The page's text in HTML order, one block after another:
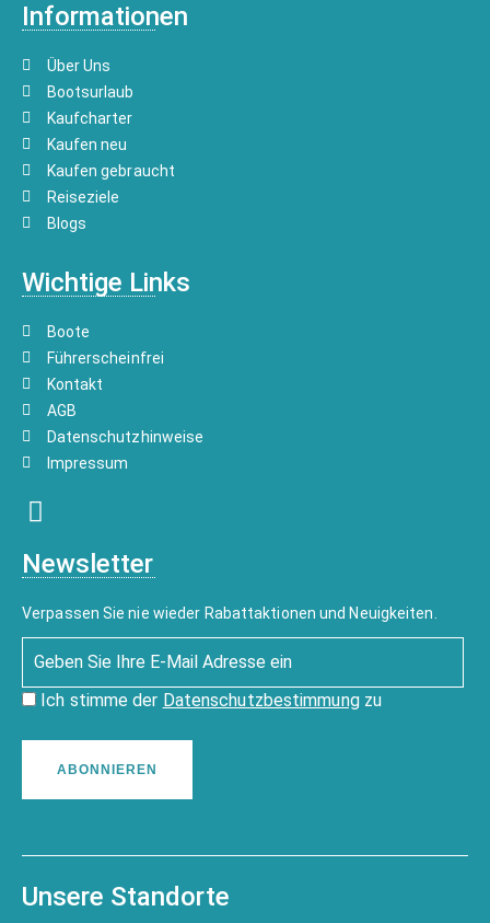
Informationen
Über Uns
Bootsurlaub
Kaufcharter
Kaufen neu
Kaufen gebraucht
Reiseziele
Blogs
Wichtige Links
Boote
Führerscheinfrei
Kontakt
AGB
Datenschutzhinweise
Impressum
Newsletter
Verpassen Sie nie wieder Rabattaktionen und Neuigkeiten.
Ich stimme der Datenschutzbestimmungzu
ABONNIEREN
Unsere Standorte